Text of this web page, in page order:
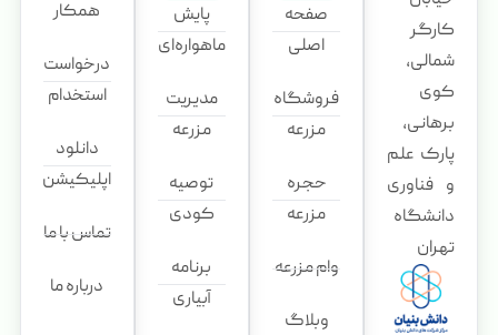
کارگر
شمالی،
کوی
برهانی،
پارک علم
و فناوری
دانشگاه
تهران
صفحه
اصلی
فروشگاه
مزرعه
حجره
مزرعه
وام مزرعه
وبلاگ
پایش
ماهواره‌ای
مدیریت
مزرعه
توصیه
کودی
برنامه
آبیاری
همکار
درخواست
استخدام
دانلود
اپلیکیشن
تماس با ما
درباره ما